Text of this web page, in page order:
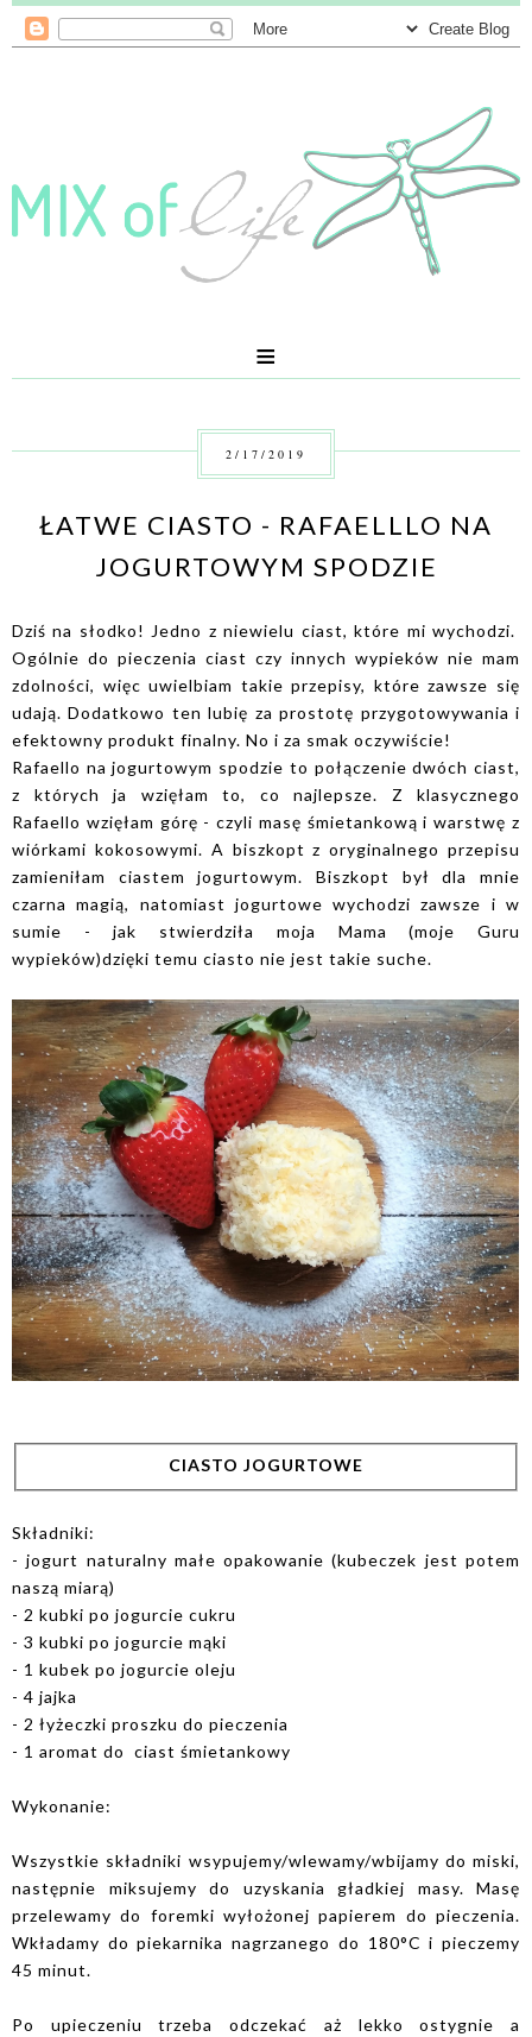
≡
2/17/2019
ŁATWE CIASTO - RAFAELLLO NA
JOGURTOWYM SPODZIE
Dziś na słodko! Jedno z niewielu ciast, które mi wychodzi.
Ogólnie do pieczenia ciast czy innych wypieków nie mam
zdolności, więc uwielbiam takie przepisy, które zawsze się
udają. Dodatkowo ten lubię za prostotę przygotowywania i
efektowny produkt finalny. No i za smak oczywiście!
Rafaello na jogurtowym spodzie to połączenie dwóch ciast,
z których ja wzięłam to, co najlepsze. Z klasycznego
Rafaello wzięłam górę - czyli masę śmietankową i warstwę z
wiórkami kokosowymi. A biszkopt z oryginalnego przepisu
zamieniłam ciastem jogurtowym. Biszkopt był dla mnie
czarna magią, natomiast jogurtowe wychodzi zawsze i w
sumie - jak stwierdziła moja Mama (moje Guru
wypieków)dzięki temu ciasto nie jest takie suche.
CIASTO JOGURTOWE
Składniki:
- jogurt naturalny małe opakowanie (kubeczek jest potem
naszą miarą)
- 2 kubki po jogurcie cukru
- 3 kubki po jogurcie mąki
- 1 kubek po jogurcie oleju
- 4 jajka
- 2 łyżeczki proszku do pieczenia
- 1 aromat do ciast śmietankowy
Wykonanie:
Wszystkie składniki wsypujemy/wlewamy/wbijamy do miski,
następnie miksujemy do uzyskania gładkiej masy. Masę
przelewamy do foremki wyłożonej papierem do pieczenia.
Wkładamy do piekarnika nagrzanego do 180°C i pieczemy
45 minut.
Po upieczeniu trzeba odczekać aż lekko ostygnie a